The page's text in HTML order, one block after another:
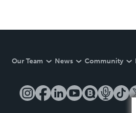
Our Team News Community